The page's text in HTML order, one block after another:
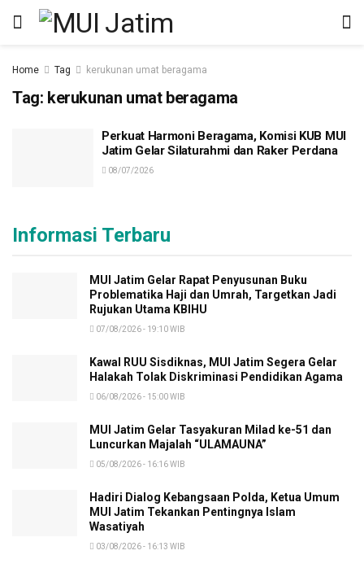
Home Tag kerukunan umat beragama
Tag: kerukunan umat beragama
Perkuat Harmoni Beragama, Komisi KUB MUI
Jatim Gelar Silaturahmi dan Raker Perdana
08/07/2026
Informasi Terbaru
MUI Jatim Gelar Rapat Penyusunan Buku
Problematika Haji dan Umrah, Targetkan Jadi
Rujukan Utama KBIHU
07/08/2026 - 19:10 WIB
Kawal RUU Sisdiknas, MUI Jatim Segera Gelar
Halakah Tolak Diskriminasi Pendidikan Agama
06/08/2026 - 15:00 WIB
MUI Jatim Gelar Tasyakuran Milad ke-51 dan
Luncurkan Majalah “ULAMAUNA”
05/08/2026 - 16:16 WIB
Hadiri Dialog Kebangsaan Polda, Ketua Umum
MUI Jatim Tekankan Pentingnya Islam
Wasatiyah
03/08/2026 - 16:13 WIB